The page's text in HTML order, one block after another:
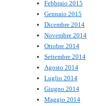
Febbraio 2015
Gennaio 2015
Dicembre 2014
Novembre 2014
Ottobre 2014
Settembre 2014
Agosto 2014
Luglio 2014
Giugno 2014
Maggio 2014